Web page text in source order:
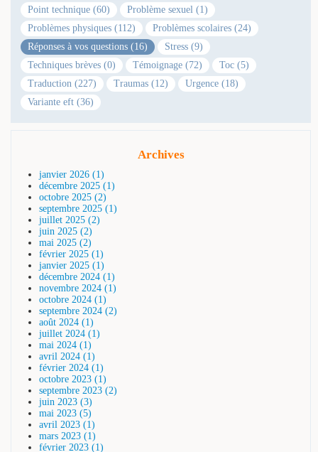
Point technique (60)
Problème sexuel (1)
Problèmes physiques (112)
Problèmes scolaires (24)
Réponses à vos questions (16)
Stress (9)
Techniques brèves (0)
Témoignage (72)
Toc (5)
Traduction (227)
Traumas (12)
Urgence (18)
Variante eft (36)
Archives
janvier 2026 (1)
décembre 2025 (1)
octobre 2025 (2)
septembre 2025 (1)
juillet 2025 (2)
juin 2025 (2)
mai 2025 (2)
février 2025 (1)
janvier 2025 (1)
décembre 2024 (1)
novembre 2024 (1)
octobre 2024 (1)
septembre 2024 (2)
août 2024 (1)
juillet 2024 (1)
mai 2024 (1)
avril 2024 (1)
février 2024 (1)
octobre 2023 (1)
septembre 2023 (2)
juin 2023 (3)
mai 2023 (5)
avril 2023 (1)
mars 2023 (1)
février 2023 (1)